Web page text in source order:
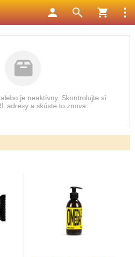
je neaktívny. Skontrolujte si
adresy a skúste to znova.